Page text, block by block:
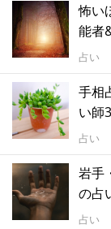
怖い
能者
占い
手相
い師
占い
岩手
の占
占い